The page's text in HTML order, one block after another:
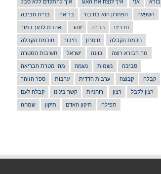
איך להתקדם ללא סבל איך לנצח את האגו אני בורא
בניית סביבה בריאה הפתרון הוא בחיבור השפעה
ואהבת לרעך כמוך זוהר חברה חברים
חוכמת הקבלה חיבור חיסרון חכמת הקבלה
חשיבות המטרה ישראל כוונה מה הבורא רוצה
מהי מטרת הבריאה נשמה נשמות סביבה
ספר הזוהר ערבות ערבות הדדית קבוצה קבלה
קבלה לעם קשר בינינו רוחניות רצון רצון לקבל
שמחה תיקון תיקון האדם תפילה